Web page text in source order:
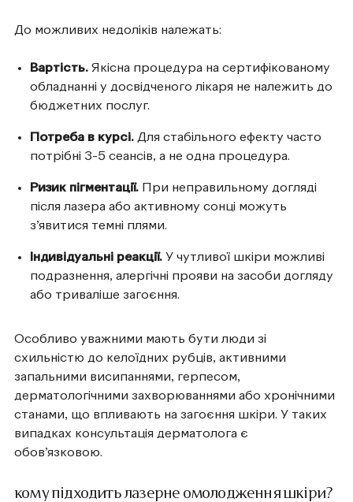
До можливих недоліків належать:
Вартість.Якісна процедура на сертифікованому
обладнанні у досвідченого лікаря не належить до
бюджетних послуг.
Потреба в курсі.Для стабільного ефекту часто
потрібні 3-5 сеансів, а не одна процедура.
Ризик пігментації.При неправильному догляді
після лазера або активному сонці можуть
з’явитися темні плями.
Індивідуальні реакції.У чутливої шкіри можливі
подразнення, алергічні прояви на засоби догляду
або триваліше загоєння.
Особливо уважними мають бути люди зі
схильністю до келоїдних рубців, активними
запальними висипаннями, герпесом,
дерматологічними захворюваннями або хронічними
станами, що впливають на загоєння шкіри. У таких
випадках консультація дерматолога є
обов’язковою.
кому підходить лазерне омолодження шкіри?